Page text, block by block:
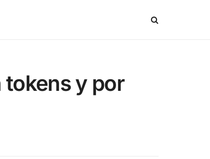
tokens y por